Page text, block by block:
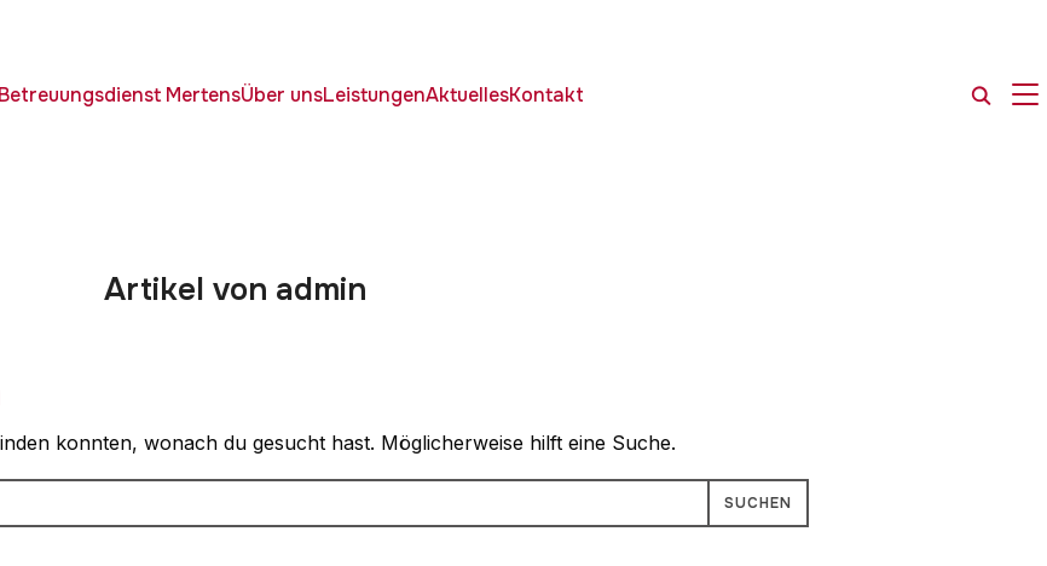
MertensÜber unsLeistungenAktuellesKontakt
Artikel von admin
konnten, wonach du gesucht hast. Möglicherweise hilft eine Suche.